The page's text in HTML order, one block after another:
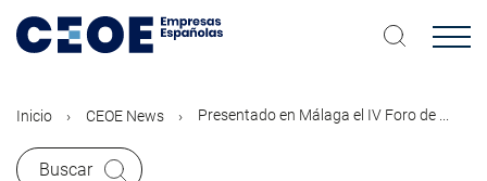
contenido
Inicio CEOE News Presentado en Málaga el IV Foro de ...
Buscar